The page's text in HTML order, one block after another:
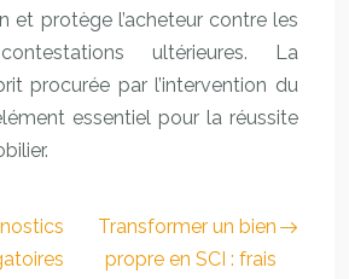
et protège l’acheteur contre les
ultérieures. La
procurée par l’intervention du
essentiel pour la réussite
Transformer un bien
propre en SCI : frais